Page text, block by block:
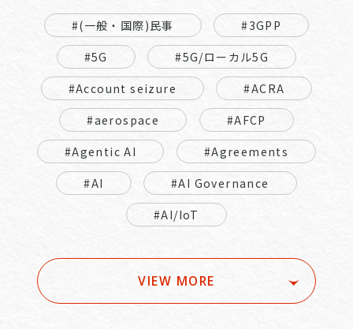
#(一般・国際)民事
#3GPP
#5G
#5G/ローカル5G
#Account seizure
#ACRA
#aerospace
#AFCP
#Agentic AI
#Agreements
#AI
#AI Governance
#AI/IoT
VIEW MORE